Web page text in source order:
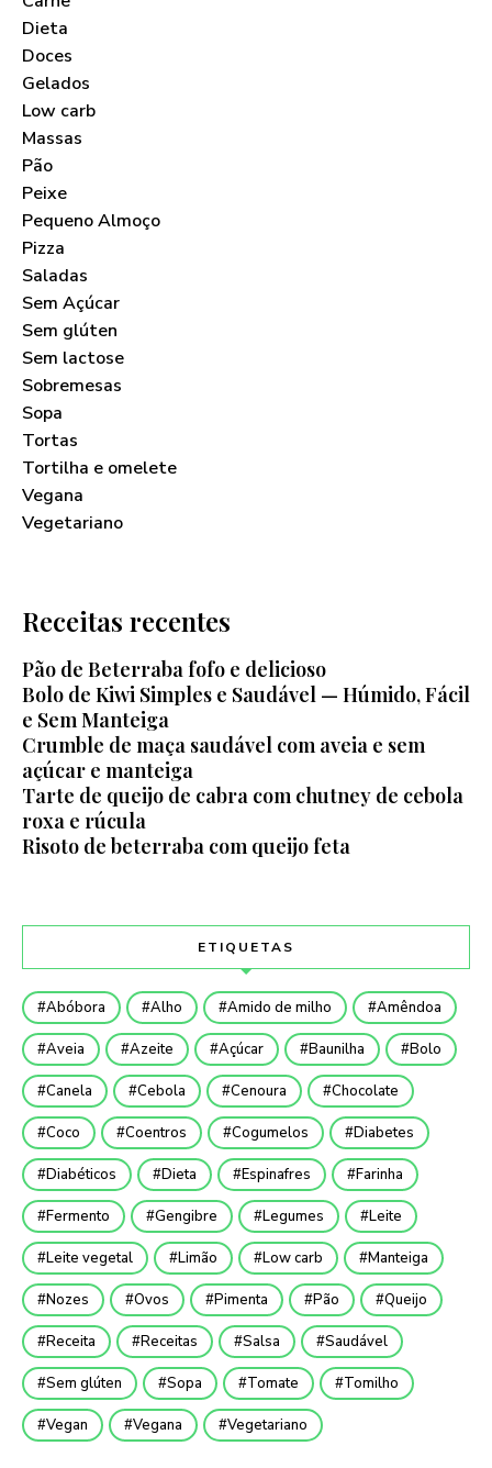
Dieta
Doces
Gelados
Low carb
Massas
Pão
Peixe
Pequeno Almoço
Pizza
Saladas
Sem Açúcar
Sem glúten
Sem lactose
Sobremesas
Sopa
Tortas
Tortilha e omelete
Vegana
Vegetariano
Receitas recentes
Pão de Beterraba fofo e delicioso
Bolo de Kiwi Simples e Saudável — Húmido, Fácil
e Sem Manteiga
Crumble de maça saudável com aveia e sem
açúcar e manteiga
Tarte de queijo de cabra com chutney de cebola
roxa e rúcula
Risoto de beterraba com queijo feta
ETIQUETAS
Abóbora Alho Amido de milho Amêndoa
Aveia Azeite Açúcar Baunilha Bolo
Canela Cebola Cenoura Chocolate
Coco Coentros Cogumelos Diabetes
Diabéticos Dieta Espinafres Farinha
Fermento Gengibre Legumes Leite
Leite vegetal Limão Low carb Manteiga
Nozes Ovos Pimenta Pão Queijo
Receita Receitas Salsa Saudável
Sem glúten Sopa Tomate Tomilho
Vegan Vegana Vegetariano